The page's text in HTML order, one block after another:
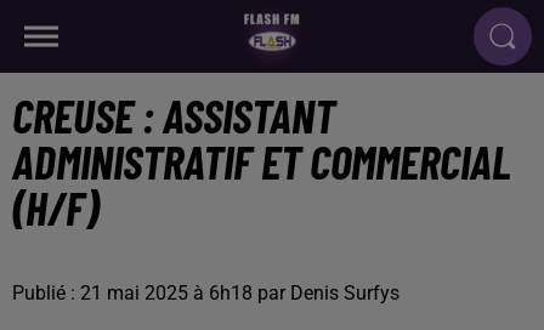
CREUSE : ASSISTANT
ADMINISTRATIF ET COMMERCIAL
(H/F)
Publié : 21 mai 2025 à 6h18 par Denis Surfys